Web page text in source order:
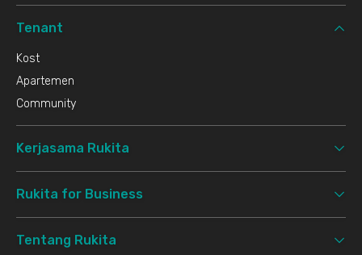
Tenant
Kost
Apartemen
Community
Kerjasama Rukita
Rukita for Business
Tentang Rukita